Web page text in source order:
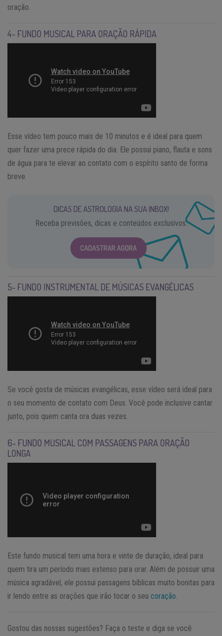
oração.
4- FUNDO MUSICAL PARA ORAÇÃO RÁPIDA
Esse vídeo tem pouco mais de 10 minutos e é ideal para quem
quer fazer uma prece rápida do dia. Ele possui piano, flauta e sons
de água para te elevar ao contato com o espírito santo de forma
breve.
DICAS DE ASTROLOGIA NA SUA INBOX!
Receba previsões, dicas e conteúdos exclusivos.
CADASTRAR AGORA
5- FUNDO INSTRUMENTAL DE MÚSICAS EVANGÉLICAS
Se você gosta de músicas evangélicas, esse vídeo será ideal para
o seu momento de contato com Deus. Você pode inclusive cantar
junto, pois quem canta ora duas vezes.
6- FUNDO MUSICAL COM PASSAGENS PARA ORAÇÃO
LONGA
Este fundo musical tem uma hora e vinte de duração, ideal para
quem tira um período mais extenso para orar. Além de possuir uma
música agradável, ele possui passagens bíblicas muito bonitas para
ir lendo entre as orações que irão tocar o seu coração
Gostou das nossas sugestões? Faça o teste e diga se você